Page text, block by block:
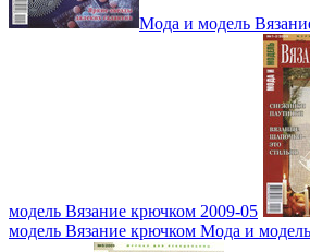
Мода и модель
модель Вязание крючком 2009-05
модель Вязание крючком Мода и